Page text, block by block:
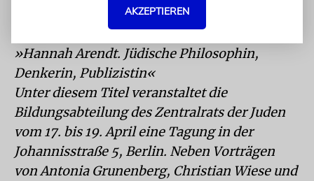
Universität Frankfurt am Main.
»Hannah Arendt. Jüdische Philosophin,
Denkerin, Publizistin«
Unter diesem Titel veranstaltet die
Bildungsabteilung des Zentralrats der Juden
vom 17. bis 19. April eine Tagung in der
Johannisstraße 5, Berlin. Neben Vorträgen
von Antonia Grunenberg, Christian Wiese und
AKZEPTIEREN